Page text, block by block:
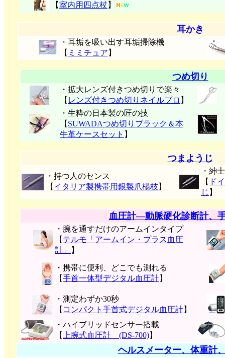
【室内用四点杖 】
耳かき
・耳垢を吸い出す耳垢掃除機
【 ミミチュア 】
つめ切り
・拡大レンズ付きつめ切りで楽々
【 レンズ付きつめ切りネイルプロ 】
・生粋の日本製の匠の技
【 SUWADAつめ切りブラック＆本
牛革ケースセット 】
つまようじ
・持つ人のセンス
【 イタリア製携帯用銀製爪楊枝 】
・紳
【 ド
じ 】
血圧計―動脈硬化診断計、
・腕を通すだけのアームインタイプ
【 テルモ「アームイン・プラス血圧
計」
】
・携帯に便利、どこでも測れる
【手首一体型デジタル血圧計】
・測定わずか30秒
【 コンパクト手首式デジタル血圧計】
・ハイブリッドセンサー搭載
【
上腕式血圧計 (DS-700)】
ヘルスメーター、体重計